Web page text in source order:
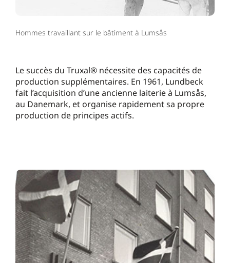
Hommes travaillant sur le bâtiment à Lumsås
Le succès du Truxal® nécessite des capacités de
production supplémentaires. En 1961, Lundbeck
fait l’acquisition d’une ancienne laiterie à Lumsås,
au Danemark, et organise rapidement sa propre
production de principes actifs.